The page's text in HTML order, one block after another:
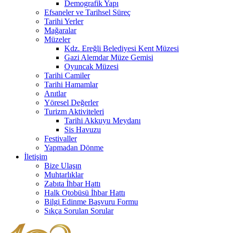
Demografik Yapı
Efsaneler ve Tarihsel Süreç
Tarihi Yerler
Mağaralar
Müzeler
Kdz. Ereğli Belediyesi Kent Müzesi
Gazi Alemdar Müze Gemisi
Oyuncak Müzesi
Tarihi Camiler
Tarihi Hamamlar
Anıtlar
Yöresel Değerler
Turizm Aktiviteleri
Tarihi Akkuyu Meydanı
Sis Havuzu
Festivaller
Yapmadan Dönme
İletişim
Bize Ulaşın
Muhtarlıklar
Zabıta İhbar Hattı
Halk Otobüsü İhbar Hattı
Bilgi Edinme Başvuru Formu
Sıkça Sorulan Sorular